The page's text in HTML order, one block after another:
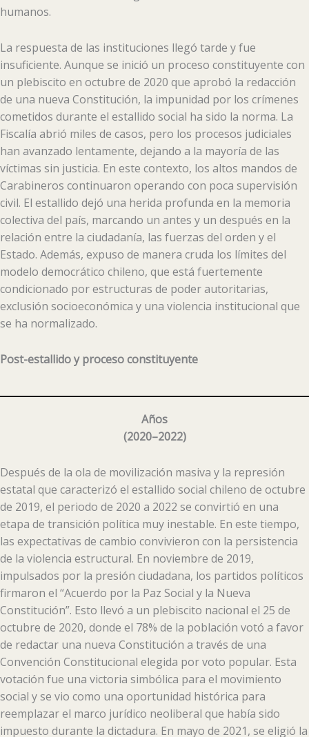
humanos.
La respuesta de las instituciones llegó tarde y fue
insuficiente. Aunque se inició un proceso constituyente con
un plebiscito en octubre de 2020 que aprobó la redacción
de una nueva Constitución, la impunidad por los crímenes
cometidos durante el estallido social ha sido la norma. La
Fiscalía abrió miles de casos, pero los procesos judiciales
han avanzado lentamente, dejando a la mayoría de las
víctimas sin justicia. En este contexto, los altos mandos de
Carabineros continuaron operando con poca supervisión
civil. El estallido dejó una herida profunda en la memoria
colectiva del país, marcando un antes y un después en la
relación entre la ciudadanía, las fuerzas del orden y el
Estado. Además, expuso de manera cruda los límites del
modelo democrático chileno, que está fuertemente
condicionado por estructuras de poder autoritarias,
exclusión socioeconómica y una violencia institucional que
se ha normalizado.
Post-estallido y proceso constituyente
Años
(2020–2022)
Después de la ola de movilización masiva y la represión
estatal que caracterizó el estallido social chileno de octubre
de 2019, el periodo de 2020 a 2022 se convirtió en una
etapa de transición política muy inestable. En este tiempo,
las expectativas de cambio convivieron con la persistencia
de la violencia estructural. En noviembre de 2019,
impulsados por la presión ciudadana, los partidos políticos
firmaron el “Acuerdo por la Paz Social y la Nueva
Constitución”. Esto llevó a un plebiscito nacional el 25 de
octubre de 2020, donde el 78% de la población votó a favor
de redactar una nueva Constitución a través de una
Convención Constitucional elegida por voto popular. Esta
votación fue una victoria simbólica para el movimiento
social y se vio como una oportunidad histórica para
reemplazar el marco jurídico neoliberal que había sido
impuesto durante la dictadura. En mayo de 2021, se eligió la